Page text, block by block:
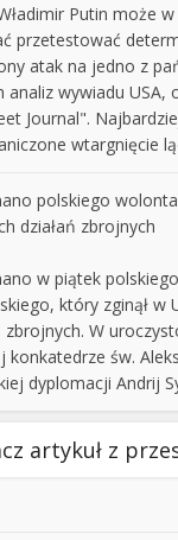
Putin może
przetestować
atak na jedno z
analiz wywiadu USA,
Journal".
wtargnięcie
polskiego
działań zbrojnych
w piątek
który zginął w
zbrojnych. W
św.
dyplomacji Andrij
artykuł z